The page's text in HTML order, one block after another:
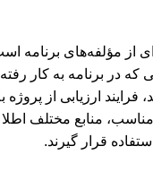
از مؤلفه‌های برنامه
که در برنامه به کار
فرایند ارزیابی از
منابع مختلف
قرار گیرند.